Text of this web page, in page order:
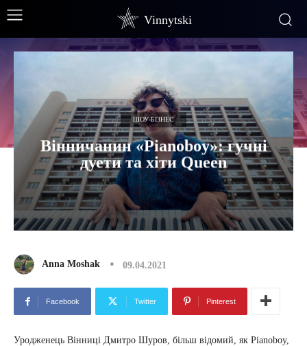
Vinnytski
ШОУ-БІЗНЕС
Вінничанин «Pianoboy»: гучні
дуети та хіти Queen
Anna Moshak 09.04.2021
Facebook Twitter Pinterest
Уродженець Вінниці Дмитро Шуров, більш відомий, як Pianoboy,